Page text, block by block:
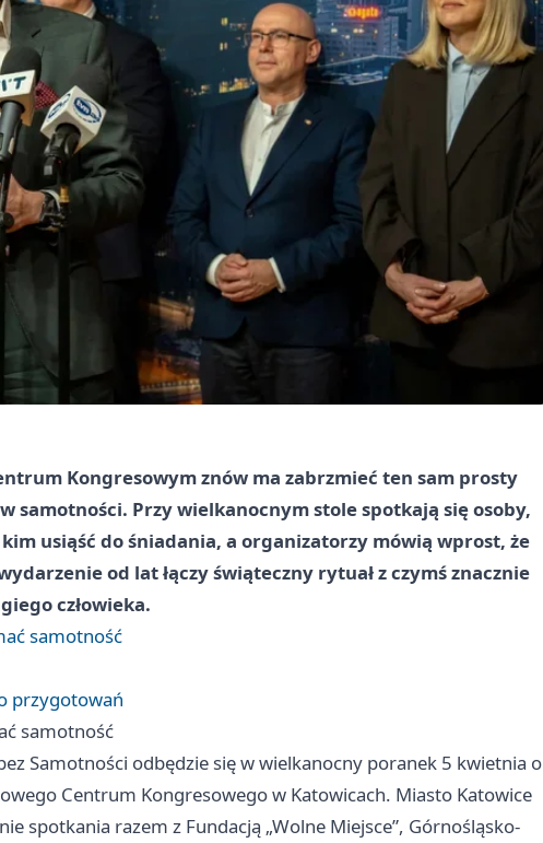
Kongresowym znów ma zabrzmieć ten sam prosty
samotności. Przy wielkanocnym stole spotkają się osoby,
usiąść do śniadania, a organizatorzy mówią wprost, że
od lat łączy świąteczny rytuał z czymś znacznie
człowieka.
samotność
przygotowań
samotność
Samotności odbędzie się w wielkanocny poranek 5 kwietnia o
Centrum Kongresowego w Katowicach. Miasto Katowice
spotkania razem z Fundacją „Wolne Miejsce”, Górnośląsko-